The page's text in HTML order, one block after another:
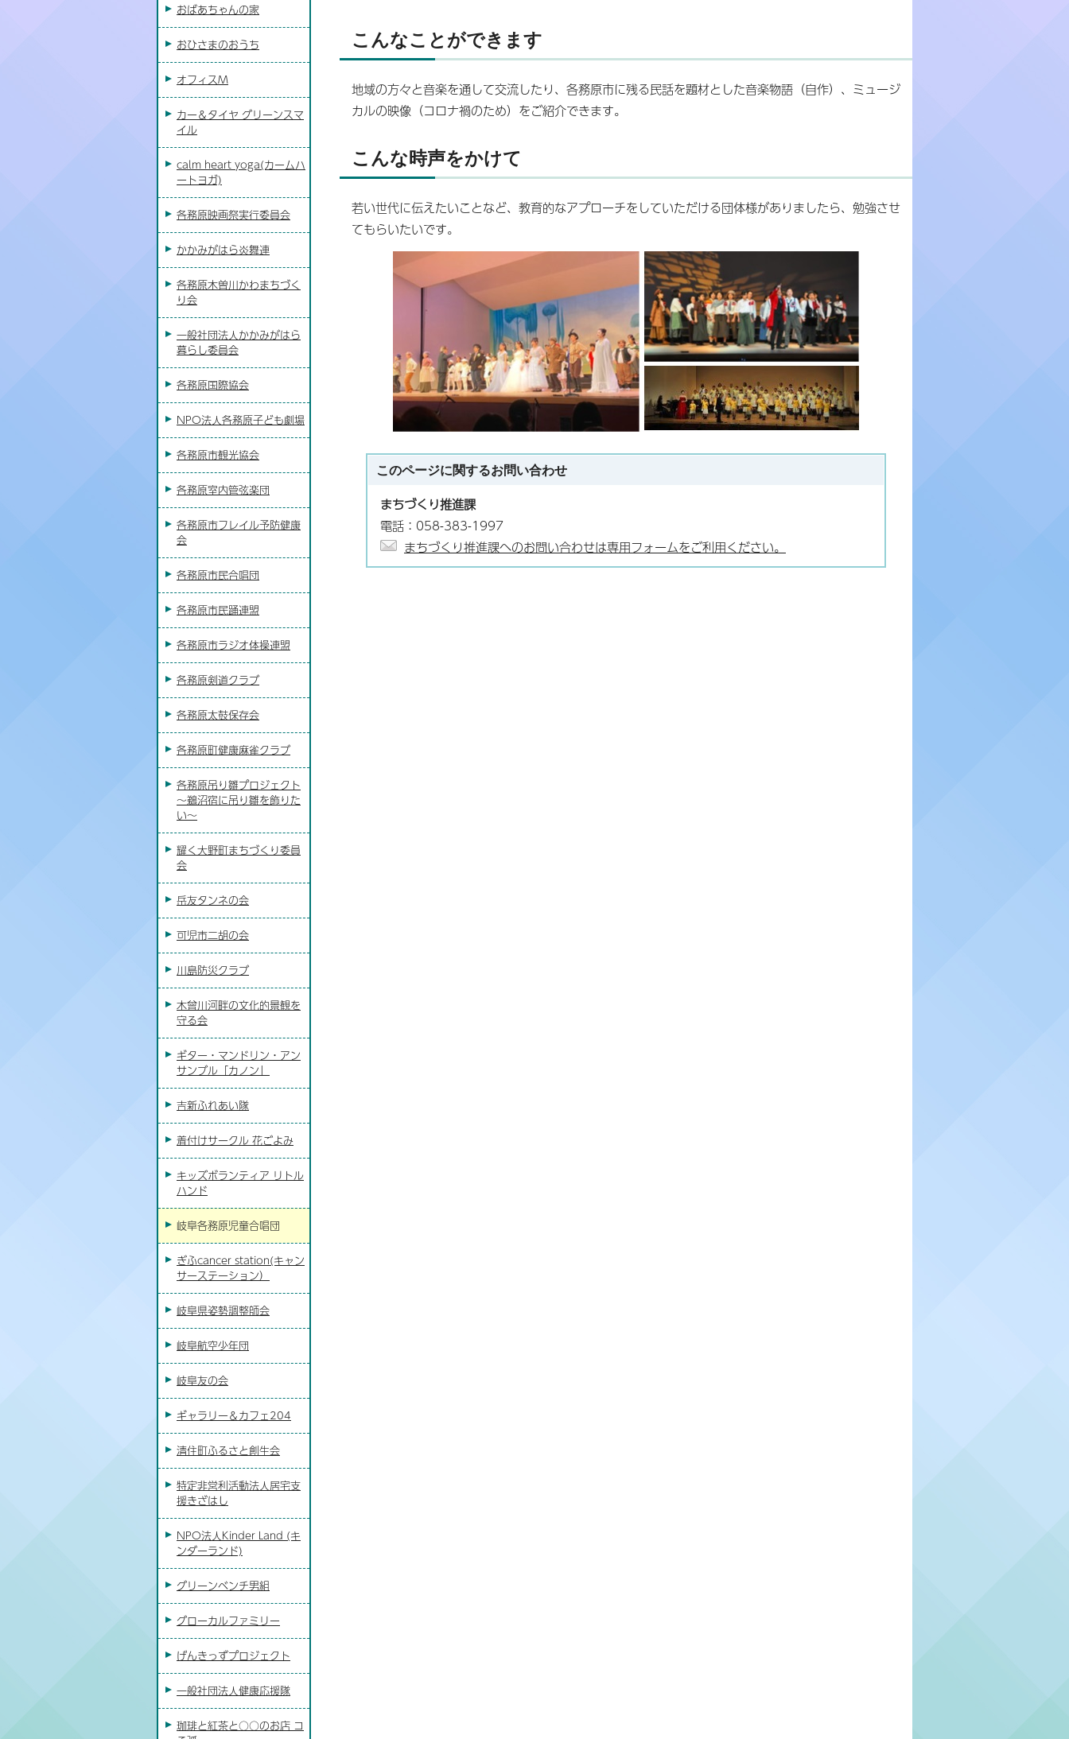
こんなことができます
地域の方々と音楽を通して交流したり、各務原市に残る民話を題材とした音楽物語（自作）、ミュージ
カルの映像（コロナ禍のため）をご紹介できます。
こんな時声をかけて
若い世代に伝えたいことなど、教育的なアプローチをしていただける団体様がありましたら、勉強させ
てもらいたいです。
このページに関するお問い合わせ
まちづくり推進課
電話：058-383-1997
まちづくり推進課へのお問い合わせは専用フォームをご利用ください。
おばあちゃんの家
おひさまのおうち
オフィスM
カー＆タイヤ グリーンスマ
イル
calm heart yoga(カームハ
ートヨガ)
各務原映画祭実行委員会
かかみがはら炎舞連
各務原木曽川かわまちづく
り会
一般社団法人かかみがはら
暮らし委員会
各務原国際協会
NPO法人各務原子ども劇場
各務原市観光協会
各務原室内管弦楽団
各務原市フレイル予防健康
会
各務原市民合唱団
各務原市民踊連盟
各務原市ラジオ体操連盟
各務原剣道クラブ
各務原太鼓保存会
各務原町健康麻雀クラブ
各務原吊り雛プロジェクト
～鵜沼宿に吊り雛を飾りた
い～
耀く大野町まちづくり委員
会
岳友タンネの会
可児市二胡の会
川島防災クラブ
木曾川河畔の文化的景観を
守る会
ギター・マンドリン・アン
サンブル「カノン」
吉新ふれあい隊
着付けサークル 花ごよみ
キッズボランティア リトル
ハンド
岐阜各務原児童合唱団
ぎふcancer station(キャン
サーステーション）
岐阜県姿勢調整師会
岐阜航空少年団
岐阜友の会
ギャラリー＆カフェ204
清住町ふるさと創生会
特定非営利活動法人居宅支
援きざはし
NPO法人Kinder Land (キ
ンダーランド)
グリーンベンチ男組
グローカルファミリー
げんきっずプロジェクト
一般社団法人健康応援隊
珈琲と紅茶と○○のお店 コ